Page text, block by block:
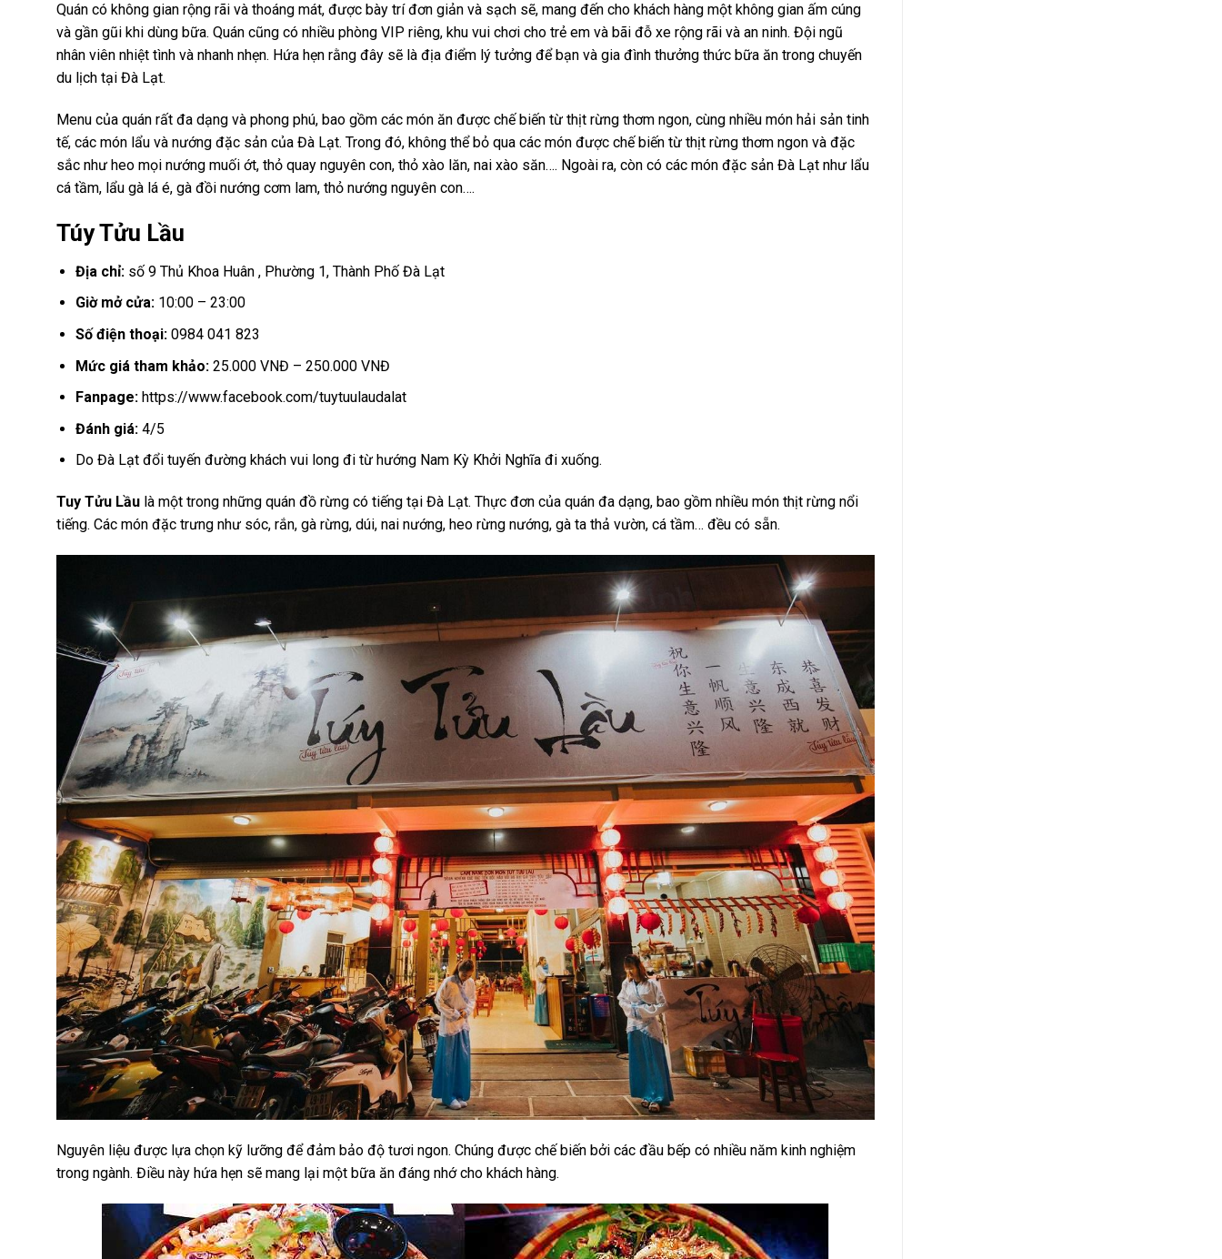
Quán có không gian rộng rãi và thoáng mát, được bày trí đơn giản và sạch sẽ, mang đến cho khách hàng một không gian ấm cúng
và gần gũi khi dùng bữa. Quán cũng có nhiều phòng VIP riêng, khu vui chơi cho trẻ em và bãi đỗ xe rộng rãi và an ninh. Đội ngũ
nhân viên nhiệt tình và nhanh nhẹn. Hứa hẹn rằng đây sẽ là địa điểm lý tưởng để bạn và gia đình thưởng thức bữa ăn trong chuyến
du lịch tại Đà Lạt.
Menu của quán rất đa dạng và phong phú, bao gồm các món ăn được chế biến từ thịt rừng thơm ngon, cùng nhiều món hải sản tinh
tế, các món lẩu và nướng đặc sản của Đà Lạt. Trong đó, không thể bỏ qua các món được chế biến từ thịt rừng thơm ngon và đặc
sắc như heo mọi nướng muối ớt, thỏ quay nguyên con, thỏ xào lăn, nai xào săn…. Ngoài ra, còn có các món đặc sản Đà Lạt như lẩu
cá tầm, lẩu gà lá é, gà đồi nướng cơm lam, thỏ nướng nguyên con….
Túy Tửu Lầu
Địa chỉ:số 9 Thủ Khoa Huân , Phường 1, Thành Phố Đà Lạt
Giờ mở cửa:10:00 – 23:00
Số điện thoại:0984 041 823
Mức giá tham khảo:25.000 VNĐ – 250.000 VNĐ
Fanpage:https://www.facebook.com/tuytuulaudalat
Đánh giá:4/5
Do Đà Lạt đổi tuyến đường khách vui long đi từ hướng Nam Kỳ Khởi Nghĩa đi xuống.
Tuy Tửu Lầu là một trong những quán đồ rừng có tiếng tại Đà Lạt. Thực đơn của quán đa dạng, bao gồm nhiều món thịt rừng nổi
tiếng. Các món đặc trưng như sóc, rắn, gà rừng, dúi, nai nướng, heo rừng nướng, gà ta thả vườn, cá tầm… đều có sẵn.
Nguyên liệu được lựa chọn kỹ lưỡng để đảm bảo độ tươi ngon. Chúng được chế biến bởi các đầu bếp có nhiều năm kinh nghiệm
trong ngành. Điều này hứa hẹn sẽ mang lại một bữa ăn đáng nhớ cho khách hàng.